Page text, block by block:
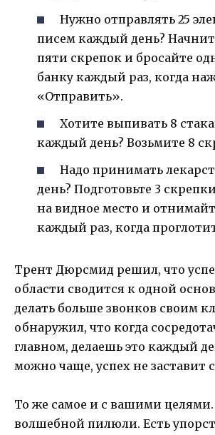
Нужно отправлять 25
писем каждый день?
пяти скрепок и бросайте
банку каждый раз, когда
«Отправить».
Хотите выпивать 8
каждый день? Возьмите 8
Надо принимать
день? Подготовьте 3
на видное место и
каждый раз, когда
Трент Дюрсмид решил, что
области сводится к одной
делать больше звонков своим
обнаружил, что когда
главном, делаешь это каждый
можно чаще, успех не заставит
То же самое и с вашими
волшебной пилюли. Есть